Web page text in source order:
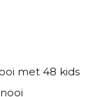
met 48 kids